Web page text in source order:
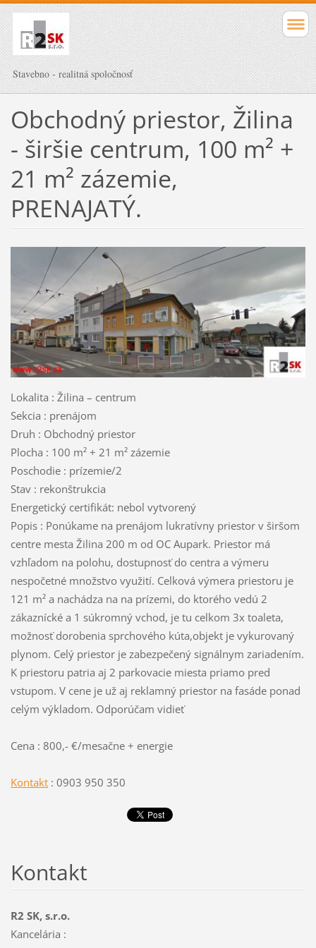
Stavebno - realitná spoločnosť
Obchodný priestor, Žilina
- širšie centrum, 100 m² +
21 m² zázemie,
PRENAJATÝ.
Lokalita : Žilina – centrum
Sekcia : prenájom
Druh : Obchodný priestor
Plocha : 100 m² + 21 m² zázemie
Poschodie : prízemie/2
Stav : rekonštrukcia
Energetický certifikát: nebol vytvorený
Popis : Ponúkame na prenájom lukratívny priestor v širšom
centre mesta Žilina 200 m od OC Aupark. Priestor má
vzhľadom na polohu, dostupnosť do centra a výmeru
nespočetné množstvo využití. Celková výmera priestoru je
121 m² a nachádza na na prízemi, do ktorého vedú 2
zákaznícké a 1 súkromný vchod, je tu celkom 3x toaleta,
možnosť dorobenia sprchového kúta,objekt je vykurovaný
plynom. Celý priestor je zabezpečený signálnym zariadením.
K priestoru patria aj 2 parkovacie miesta priamo pred
vstupom. V cene je už aj reklamný priestor na fasáde ponad
celým výkladom. Odporúčam vidieť
Cena : 800,- €/mesačne + energie
Kontakt: 0903 950 350
Kontakt
R2 SK, s.r.o.
Kancelária :